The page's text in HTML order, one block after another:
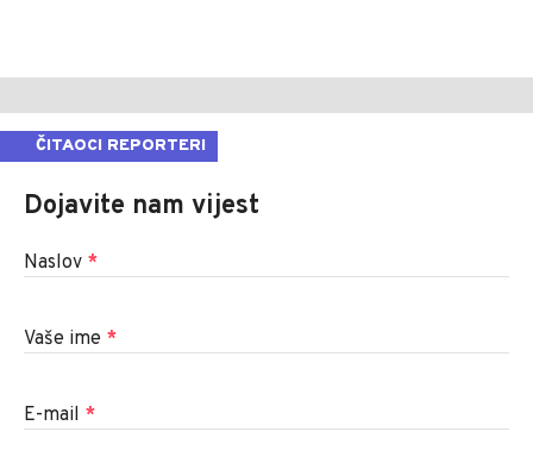
ČITAOCI REPORTERI
Dojavite nam vijest
Naslov *
Vaše ime *
E-mail *